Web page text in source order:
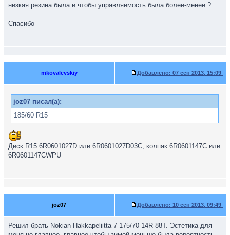
низкая резина была и чтобы управляемость была более-менее ?
Спасибо
mkovalevskiy Добавлено: 07 сен 2013, 15:09
joz07 писал(а):
185/60 R15
Диск R15 6R0601027D или 6R0601027D03C, колпак 6R0601147C или
6R0601147CWPU
joz07 Добавлено: 10 сен 2013, 09:49
Решил брать Nokian Hakkapeliitta 7 175/70 14R 88T. Эстетика для